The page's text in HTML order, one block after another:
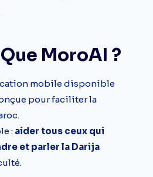
MoroAI ?
mobile disponible
pour faciliter la
: aider tous ceux qui
et parler la Darija